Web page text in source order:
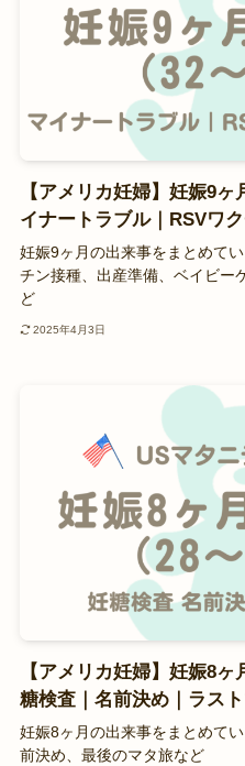
【アメリカ妊婦】妊娠9
イナートラブル｜RSVワ
妊娠9ヶ月の出来事をまとめて
チン接種、出産準備、ベイビー
ど
2025年4月3日
【アメリカ妊婦】妊娠8
糖検査｜名前決め｜ラス
妊娠8ヶ月の出来事をまとめて
前決め、最後のマタ旅など